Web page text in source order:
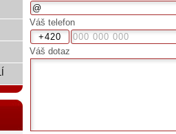
Váš telefon
Váš dotaz